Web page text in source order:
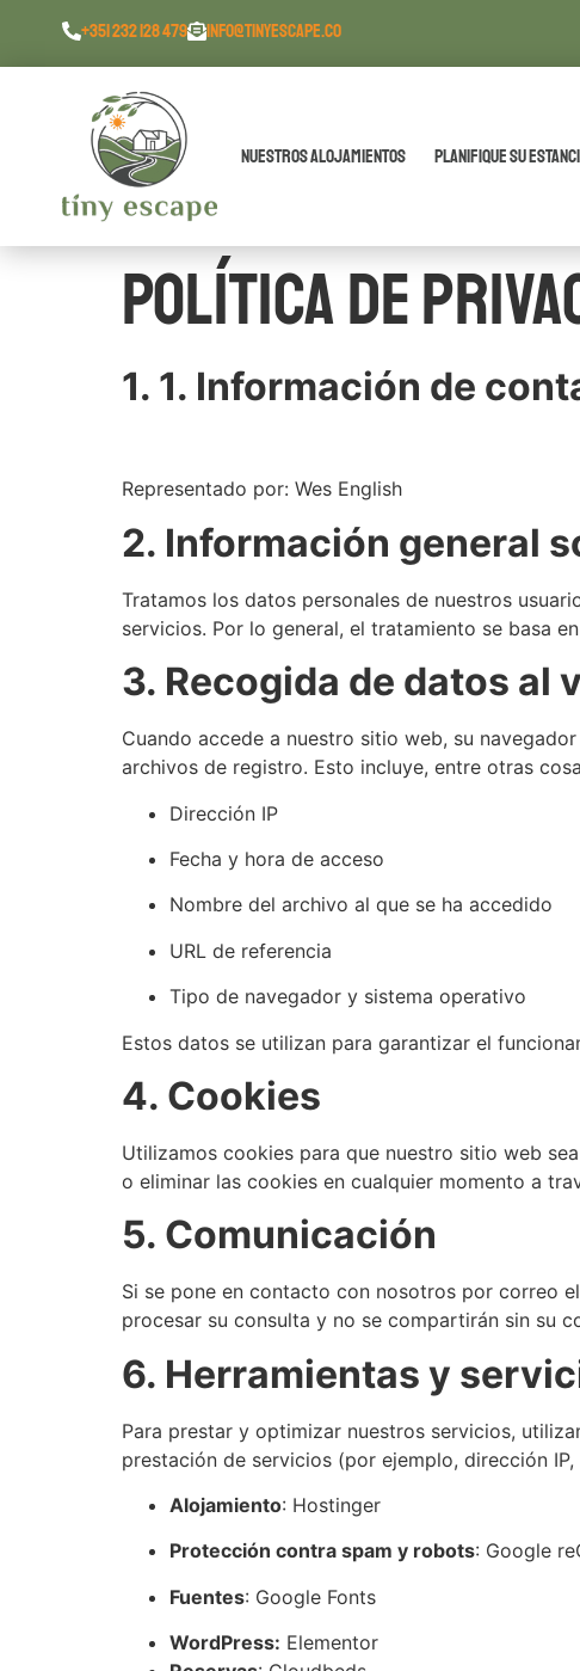
+351 232 128 479 INFO@TINYESCAPE.CO
Nuestros alojamientos Planifique su
Política de
1. 1. Información de
Representado por: Wes English
2. Información general
Tratamos los datos personales de nuestros
servicios. Por lo general, el tratamiento se basa
3. Recogida de datos al
Cuando accede a nuestro sitio web, su
archivos de registro. Esto incluye, entre otras
Dirección IP
Fecha y hora de acceso
Nombre del archivo al que se ha accedido
URL de referencia
Tipo de navegador y sistema operativo
Estos datos se utilizan para garantizar el
4. Cookies
Utilizamos cookies para que nuestro sitio web
o eliminar las cookies en cualquier momento a
5. Comunicación
Si se pone en contacto con nosotros por correo
procesar su consulta y no se compartirán sin su
6. Herramientas y
Para prestar y optimizar nuestros servicios,
prestación de servicios (por ejemplo, dirección
Alojamiento: Hostinger
Protección contra spam y robots: Google
Fuentes: Google Fonts
WordPress: Elementor